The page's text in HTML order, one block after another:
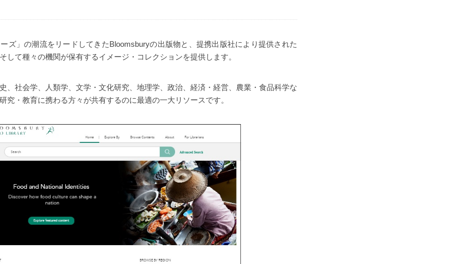
ズ」の潮流をリードしてきたBloomsburyの出版物と、提携出版社により提供された
して種々の機関が保有するイメージ・コレクションを提供します。
、社会学、人類学、文学・文化研究、地理学、政治、経済・経営、農業・食品科学な
究・教育に携わる方々が共有するのに最適の一大リソースです。